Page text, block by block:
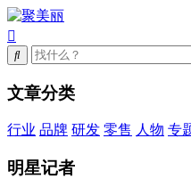
文章分类
行业 品牌 研发 零售 人物 专
明星记者